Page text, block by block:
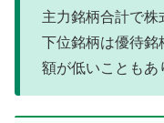
主力銘柄合計で株
下位銘柄は優待銘
額が低いこともあ